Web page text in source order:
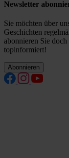
Newsletter
Sie möchten über
Geschichten
abonnieren Sie
topinformiert!
Abonnieren